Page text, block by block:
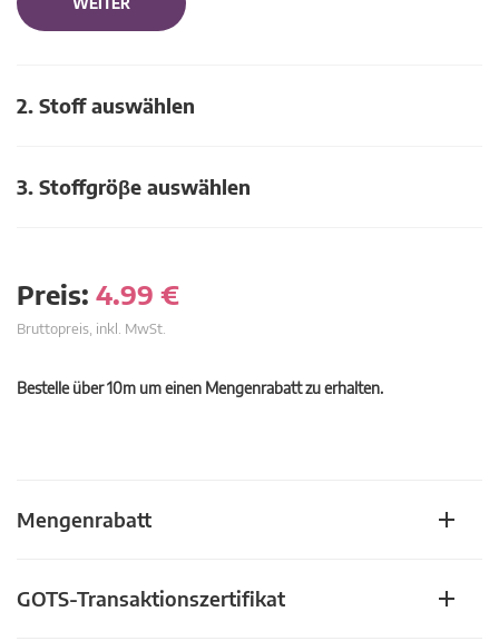
2. Stoff auswählen
3. Stoffgröβe auswählen
Preis: 4.99 €
Bruttopreis, inkl. MwSt.
Bestelle über 10m um einen Mengenrabatt zu erhalten.
Mengenrabatt
GOTS-Transaktionszertifikat